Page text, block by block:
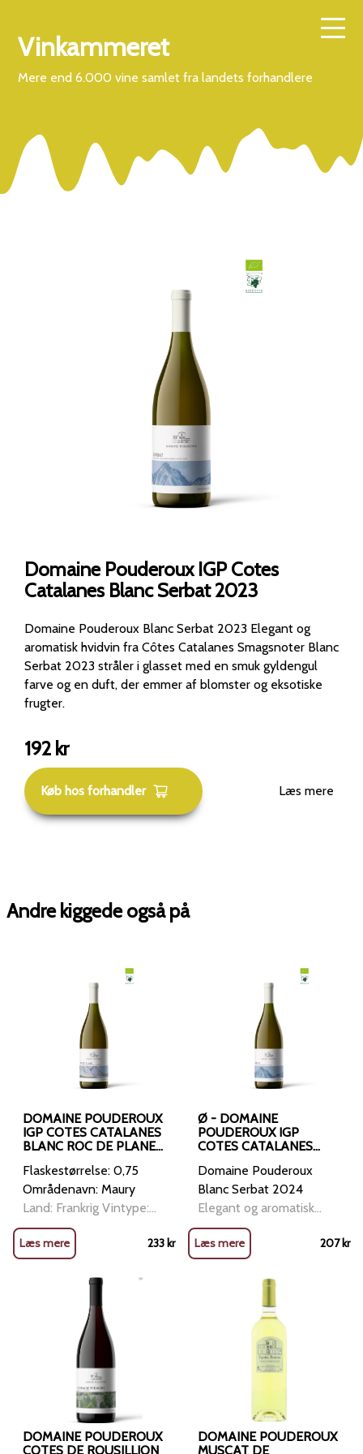
Vinkammeret
Mere end 6.000 vine samlet fra landets forhandlere
Domaine Pouderoux IGP Cotes
Catalanes Blanc Serbat 2023
Domaine Pouderoux Blanc Serbat 2023 Elegant og
aromatisk hvidvin fra Côtes Catalanes Smagsnoter Blanc
Serbat 2023 stråler i glasset med en smuk gyldengul
farve og en duft, der emmer af blomster og eksotiske
frugter.
192 kr
Køb hos forhandler Læs mere
Andre kiggede også på
DOMAINE POUDEROUX
IGP COTES CATALANES
BLANC ROC DE PLANE
Flaskestørrelse: 0,75
Områdenavn: Maury
Land: Frankrig Vintype:
Hvidvin Anbefales til:
Aperitif, sushi, ost. Druer:
Grenache Gris og blanc,
Macabeu Økologisk: Ja
Vinhus: Domaine
Pouderoux Skaldyr, fisk
kogt i sauce, rigt fjerkræ,
grøntsagsgratiner eller s
Læs mere 233kr
Ø - DOMAINE
POUDEROUX IGP
COTES CATALANES
Domaine Pouderoux
Blanc Serbat 2024
Elegant og aromatisk
hvidvin fra Côtes
Catalanes Smagsnoter
Blanc Serbat 2024
stråler i glasset med en
smuk gyldengul farve og
en duft, der emmer af
blomster og eksotiske
frugter. I næsen mødes
fine toner af akacie og
Læs mere 207kr
DOMAINE POUDEROUX
COTES DE ROUSILLION
DOMAINE POUDEROUX
MUSCAT DE